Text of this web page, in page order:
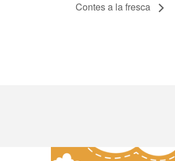
Contes a la fresca